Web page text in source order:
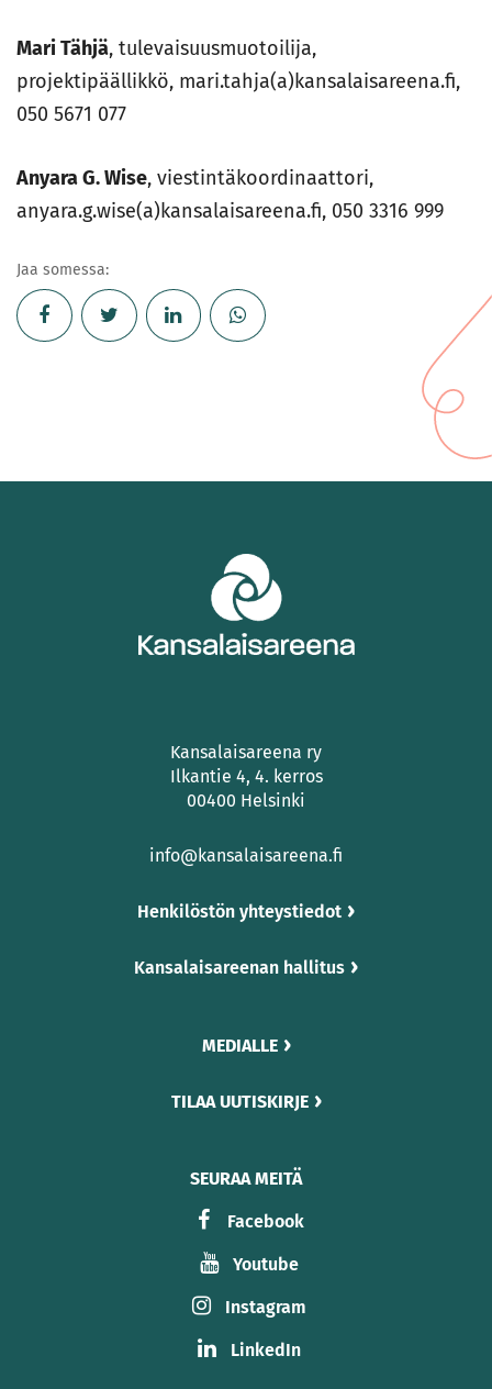
Mari Tähjä, tulevaisuusmuotoilija,
projektipäällikkö, mari.tahja(a)kansalaisareena.fi,
050 5671 077
Anyara G. Wise, viestintäkoordinaattori,
anyara.g.wise(a)kansalaisareena.fi, 050 3316 999
Jaa somessa:
Kansalaisareena ry
Ilkantie 4, 4. kerros
00400 Helsinki
info@kansalaisareena.fi
Henkilöstön yhteystiedot
Kansalaisareenan hallitus
MEDIALLE
TILAA UUTISKIRJE
SEURAA MEITÄ
Facebook
Youtube
Instagram
LinkedIn